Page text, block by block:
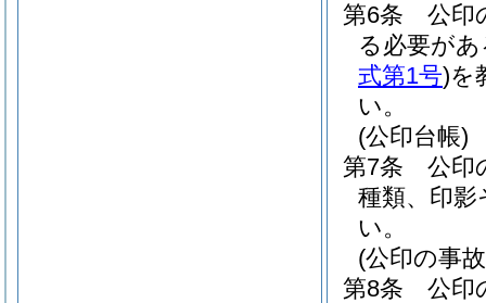
第6条
公印
る必要が
式第1号)を
い。
(公印台帳)
第7条
公印
種類、印
い。
(公印の事
第8条
公印